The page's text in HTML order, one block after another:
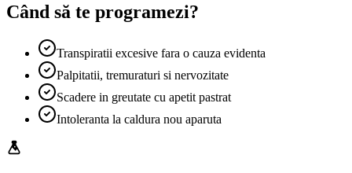
Când să te programezi?
Transpiratii excesive fara o cauza evidenta
Palpitatii, tremuraturi si nervozitate
Scadere in greutate cu apetit pastrat
Intoleranta la caldura nou aparuta